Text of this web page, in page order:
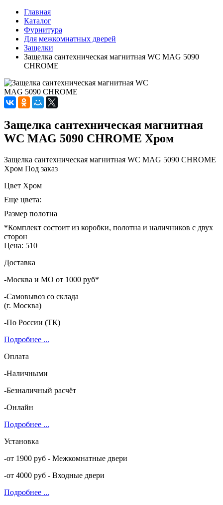
Главная
Каталог
Фурнитура
Для межкомнатных дверей
Защелки
Защелка сантехническая магнитная WC MAG 5090
CHROME
Защелка сантехническая магнитная
WC MAG 5090 CHROME Хром
Защелка сантехническая магнитная WC MAG 5090 CHROME
Хром Под заказ
Цвет Хром
Еще цвета:
Размер полотна
*Комплект состоит из коробки, полотна и наличников с двух
сторон
Цена: 510
Доставка
-Москва и МО от 1000 руб*
-Самовывоз со склада
(г. Москва)
-По России (ТК)
Подробнее ...
Оплата
-Наличными
-Безналичный расчёт
-Онлайн
Подробнее ...
Установка
-от 1900 руб - Межкомнатные двери
-от 4000 руб - Входные двери
Подробнее ...